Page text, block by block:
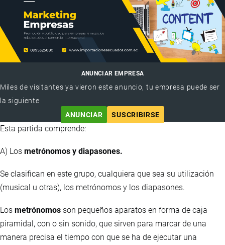
ANUNCIAR EMPRESA
Miles de visitantes ya vieron este anuncio, tu empresa puede ser
la siguiente
ANUNCIAR
SUSCRIBIRSE
Esta partida comprende:
A) Los metrónomos y diapasones.
Se clasifican en este grupo, cualquiera que sea su utilización
(musical u otras), los metrónomos y los diapasones.
Los metrónomos son pequeños aparatos en forma de caja
piramidal, con o sin sonido, que sirven para marcar de una
manera precisa el tiempo con que se ha de ejecutar una